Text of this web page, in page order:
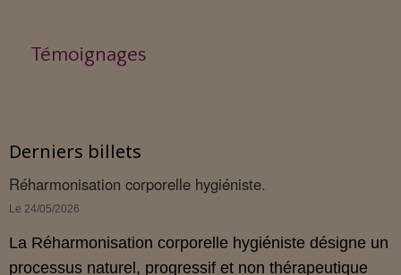
Témoignages
Derniers billets
Réharmonisation corporelle hygiéniste.
Le 24/05/2026
La Réharmonisation corporelle hygiéniste désigne un
processus naturel, progressif et non thérapeutique